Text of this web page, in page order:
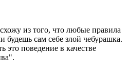
из того, что любые правила
будешь сам себе злой чебурашка.
это поведение в качестве